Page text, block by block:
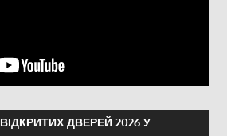
ДВЕРЕЙ 2026 У